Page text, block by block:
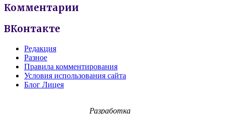
Комментарии
ВКонтакте
Редакция
Разное
Правила комментирования
Условия использования сайта
Блог Лицея
Разработка